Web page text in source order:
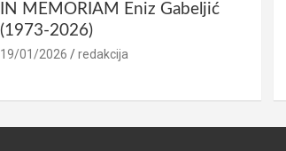
IN MEMORIAM Eniz Gabeljić
(1973-2026)
19/01/2026 redakcija